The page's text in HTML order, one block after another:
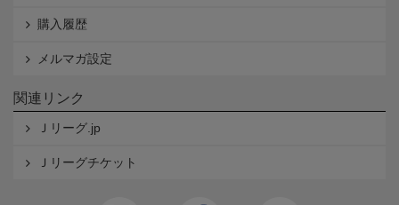
購入履歴
メルマガ設定
関連リンク
Ｊリーグ.jp
Ｊリーグチケット